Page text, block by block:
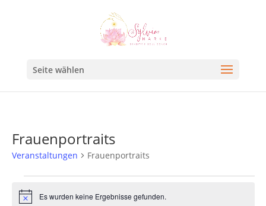
Seite wählen
Frauenportraits
Veranstaltungen Frauenportraits
HinweisEs wurden keine Ergebnisse gefunden.